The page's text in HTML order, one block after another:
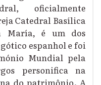
oficialmente
Catedral Basílica
María, é um dos
espanhol e foi
Mundial pela
personifica na
do patrimônio. A